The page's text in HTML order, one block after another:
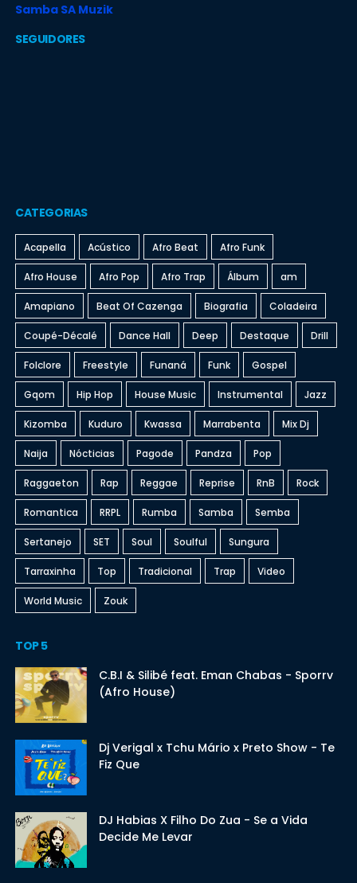
Samba SA Muzik
SEGUIDORES
CATEGORIAS
Acapella Acústico Afro Beat Afro Funk
Afro House Afro Pop Afro Trap Álbum am
Amapiano Beat Of Cazenga Biografia Coladeira
Coupé-Décalé Dance Hall Deep Destaque Drill
Folclore Freestyle Funaná Funk Gospel
Gqom Hip Hop House Music Instrumental Jazz
Kizomba Kuduro Kwassa Marrabenta Mix Dj
Naija Nócticias Pagode Pandza Pop
Raggaeton Rap Reggae Reprise RnB Rock
Romantica RRPL Rumba Samba Semba
Sertanejo SET Soul Soulful Sungura
Tarraxinha Top Tradicional Trap Video
World Music Zouk
TOP 5
C.B.I & Silibé feat. Eman Chabas - Sporrv
(Afro House)
Dj Verigal x Tchu Mário x Preto Show - Te
Fiz Que
DJ Habias X Filho Do Zua - Se a Vida
Decide Me Levar